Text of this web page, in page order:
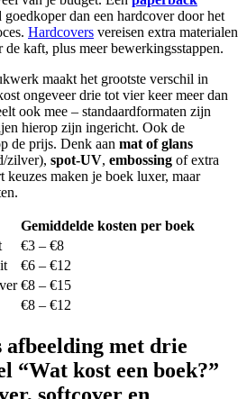
dan een hardcover door het
Hardcovers vereisen extra materialen
kaft, plus meer bewerkingsstappen.
maakt het grootste verschil in
ongeveer drie tot vier keer meer dan
ook mee – standaardformaten zijn
hierop zijn ingericht. Ook de
de prijs. Denk aan mat of glans
zilver), spot-UV, embossing of extra
keuzes maken je boek luxer, maar
Gemiddelde kosten per boek
€3 – €8
€6 – €12
€8 – €15
€8 – €12